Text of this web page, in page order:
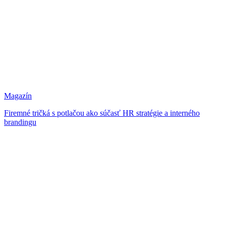
Magazín
Firemné tričká s potlačou ako súčasť HR stratégie a interného
brandingu